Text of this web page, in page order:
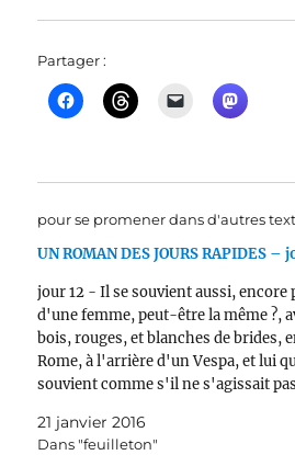
Partager :
pour se promener dans d'autres
UN ROMAN DES JOURS RAPIDES –
jour 12 - Il se souvient aussi, encore
d'une femme, peut-être la même ?,
bois, rouges, et blanches de brides,
Rome, à l'arrière d'un Vespa, et lui
souvient comme s'il ne s'agissait
21 janvier 2016
Dans "feuilleton"